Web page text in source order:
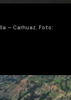
– Carhuaz. Foto: